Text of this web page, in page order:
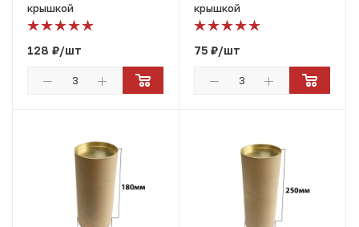
крышкой
128 ₽/шт
крышкой
75 ₽/шт